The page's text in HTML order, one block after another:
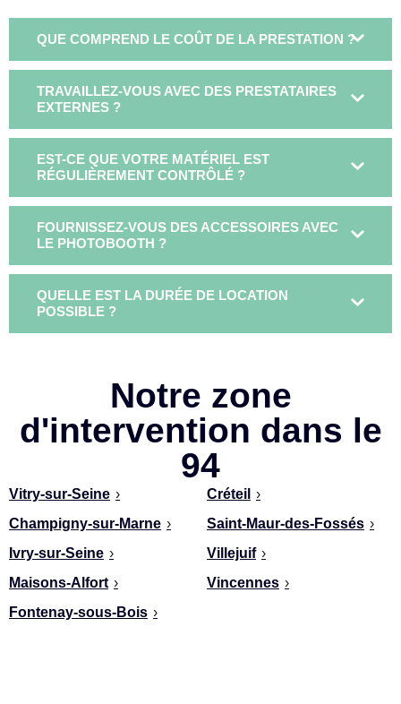
QUE COMPREND LE COÛT DE LA PRESTATION ?
TRAVAILLEZ-VOUS AVEC DES PRESTATAIRES
EXTERNES ?
EST-CE QUE VOTRE MATÉRIEL EST
RÉGULIÈREMENT CONTRÔLÉ ?
FOURNISSEZ-VOUS DES ACCESSOIRES AVEC
LE PHOTOBOOTH ?
QUELLE EST LA DURÉE DE LOCATION
POSSIBLE ?
Notre zone
d'intervention dans le
94
Vitry-sur-Seine › Créteil ›
Champigny-sur-Marne › Saint-Maur-des-Fossés ›
Ivry-sur-Seine › Villejuif ›
Maisons-Alfort › Vincennes ›
Fontenay-sous-Bois ›